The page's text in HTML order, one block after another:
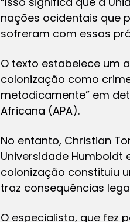
nações ocidentais que
sofreram com essas
O texto estabelece um
colonização como
metodicamente” em
Africana (APA).
No entanto, Christian
Universidade Humboldt
colonização constituiu
traz consequências
O especialista, que fez